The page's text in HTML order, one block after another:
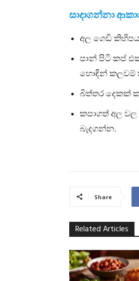
සාදාගන්නා
අල ගෙඩි
පාන් පිටි කප්
හොඳින් කලවම්
බිත්තර දෙකක්
කපාගත් අල වල
බැදගන්න.
Share
Related Articles